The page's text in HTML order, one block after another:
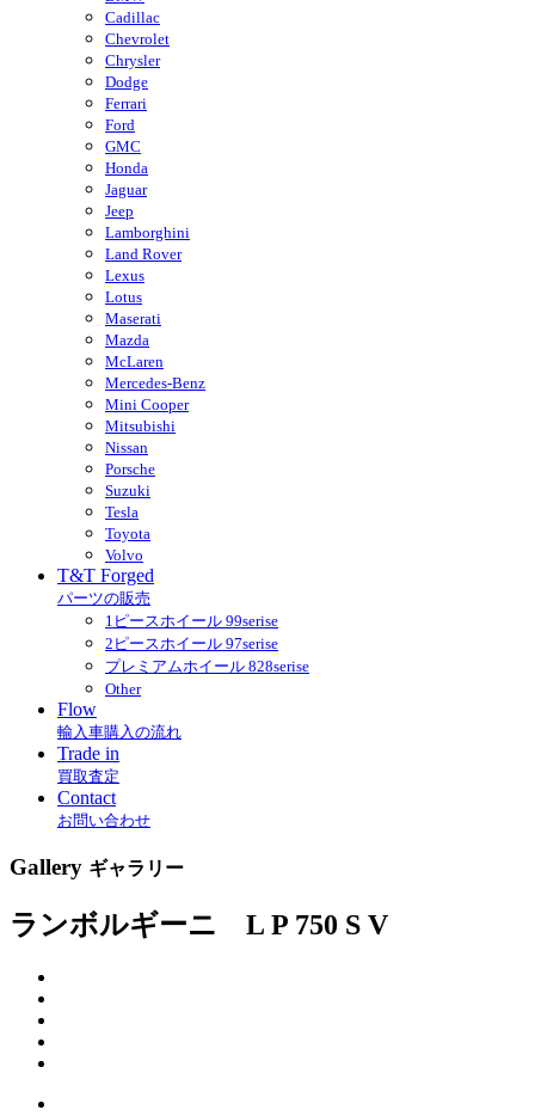
Cadillac
Chevrolet
Chrysler
Dodge
Ferrari
Ford
GMC
Honda
Jaguar
Jeep
Lamborghini
Land Rover
Lexus
Lotus
Maserati
Mazda
McLaren
Mercedes-Benz
Mini Cooper
Mitsubishi
Nissan
Porsche
Suzuki
Tesla
Toyota
Volvo
T&T Forged
パーツの販売
1ピースホイール 99serise
2ピースホイール 97serise
プレミアムホイール 828serise
Other
Flow
輸入車購入の流れ
Trade in
買取査定
Contact
お問い合わせ
Gallery ギャラリー
ランボルギーニ L P 750 S V